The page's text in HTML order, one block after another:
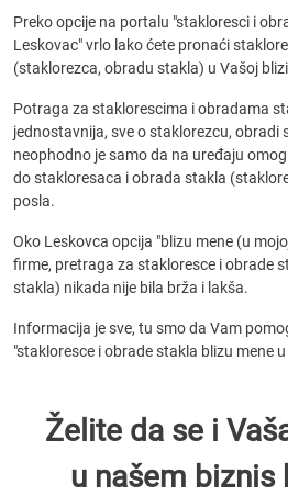
Preko opcije na portalu "stakloresci i
Leskovac" vrlo lako ćete pronaći
(staklorezca, obradu stakla) u Vašoj
Potraga za staklorescima i obradama
jednostavnija, sve o staklorezcu, obradi
neophodno je samo da na uređaju
do stakloresaca i obrada stakla
posla.
Oko Leskovca opcija "blizu mene (u
firme, pretraga za stakloresce i obrade
stakla) nikada nije bila brža i lakša.
Informacija je sve, tu smo da Vam
"stakloresce i obrade stakla blizu mene
Želite da se i
u našem biznis